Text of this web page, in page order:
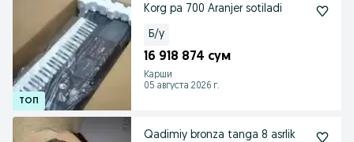
Korg pa 700 Aranjer sotiladi
Б/у
16 918 874 сум
Карши
05 августа 2026 г.
Qadimiy bronza tanga 8 asrlik